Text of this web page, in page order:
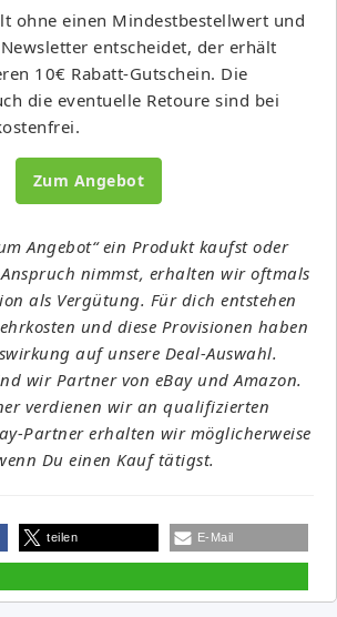
ohne einen Mindestbestellwert und
entscheidet, der erhält
10€ Rabatt-Gutschein. Die
die eventuelle Retoure sind bei
Zum Angebot
Angebot“ ein Produkt kaufst oder
nimmst, erhalten wir oftmals
als Vergütung. Für dich entstehen
und diese Provisionen haben
auf unsere Deal-Auswahl.
wir Partner von eBay und Amazon.
verdienen wir an qualifizierten
Partner erhalten wir möglicherweise
Du einen Kauf tätigst.
teilen E-Mail